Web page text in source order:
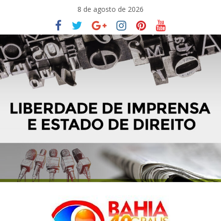
conteúdo
8 de agosto de 2026